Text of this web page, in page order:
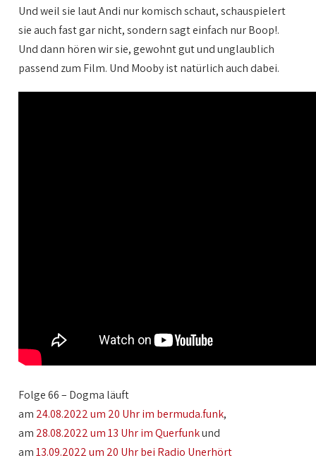
Und weil sie laut Andi nur komisch schaut, schauspielert
sie auch fast gar nicht, sondern sagt einfach nur Boop!.
Und dann hören wir sie, gewohnt gut und unglaublich
passend zum Film. Und Mooby ist natürlich auch dabei.
Folge 66 – Dogma läuft
am 24.08.2022 um 20 Uhr im bermuda.funk,
am 28.08.2022 um 13 Uhr im Querfunkund
am13.09.2022 um 20 Uhr bei Radio Unerhört